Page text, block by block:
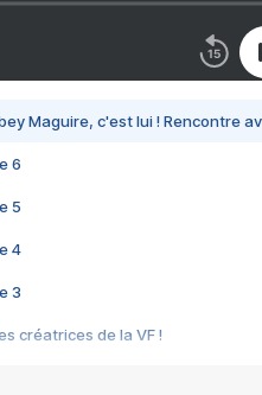
Maguire, c'est lui ! Rencontre
6
5
4
3
créatrices de la VF !